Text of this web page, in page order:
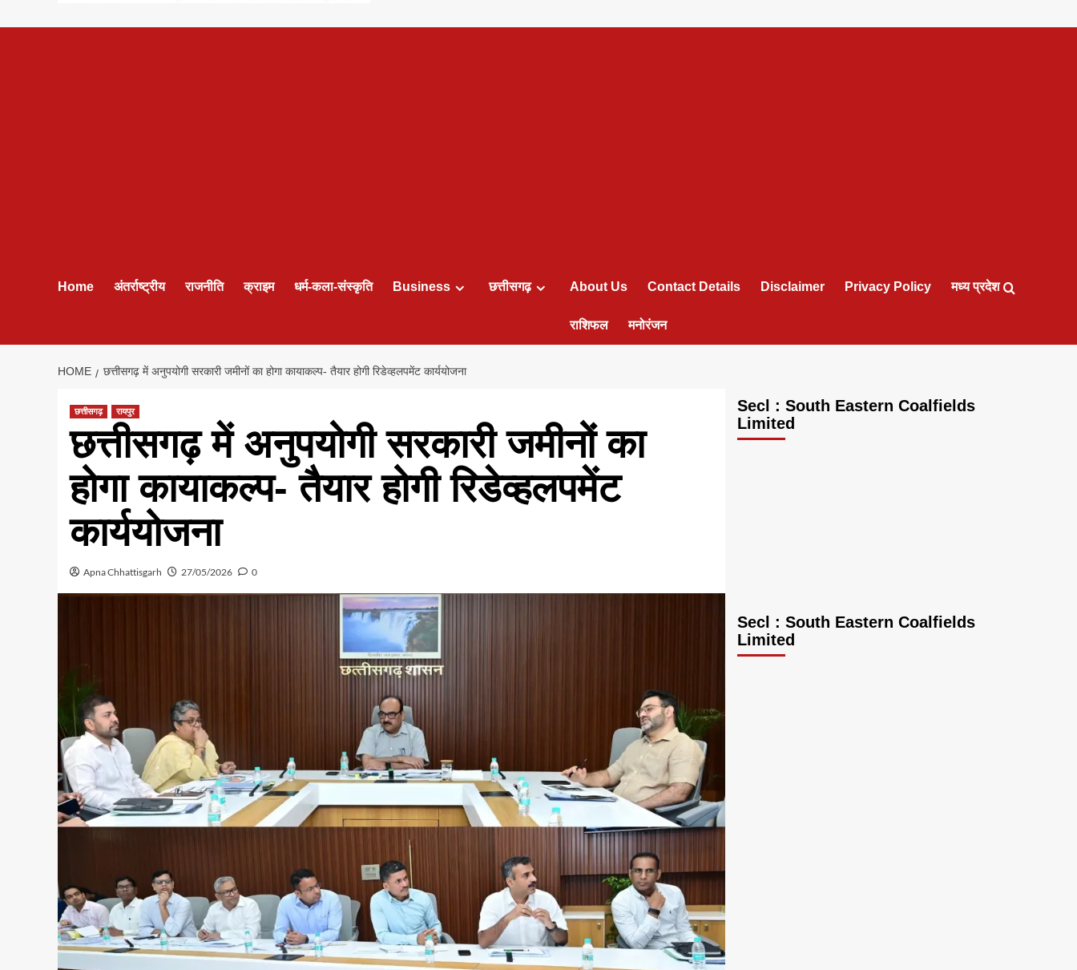
Home अंतर्राष्ट्रीय राजनीति क्राइम धर्म-कला-संस्कृति Business छत्तीसगढ़ About Us Contact Details Disclaimer Privacy Policy मध्य प्रदेश
राशिफल मनोरंजन
HOME छत्तीसगढ़ में अनुपयोगी सरकारी जमीनों का होगा कायाकल्प- तैयार होगी रिडेव्हलपमेंट कार्ययोजना
छत्तीसगढ़ रायपुर
छत्तीसगढ़ में अनुपयोगी सरकारी जमीनों का
होगा कायाकल्प- तैयार होगी रिडेव्हलपमेंट
कार्ययोजना
Apna Chhattisgarh 27/05/2026 0
Secl : South Eastern Coalfields
Limited
Secl : South Eastern Coalfields
Limited